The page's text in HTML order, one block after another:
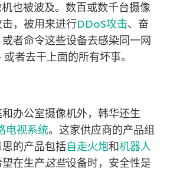
也被波及。数百或数千台摄像
，被用来进行DDoS攻击、奋
者命令这些设备去感染同一网
者去干上面的所有坏事。
办公室摄像机外，韩华还生
电视系统。这家供应商的产品组
的产品包括自走火炮和机器人
在生产这些设备时，安全性是